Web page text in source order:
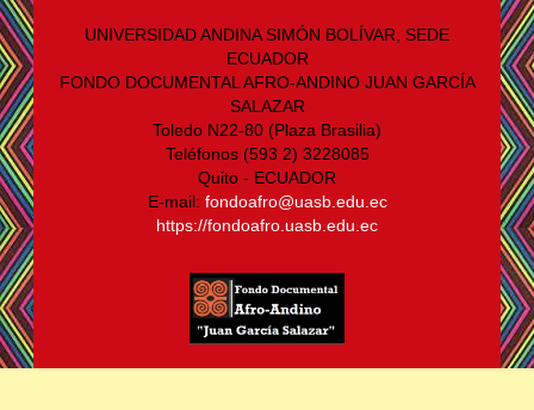
UNIVERSIDAD ANDINA SIMÓN BOLÍVAR, SEDE
ECUADOR
FONDO DOCUMENTAL AFRO-ANDINO JUAN GARCÍA
SALAZAR
Toledo N22-80 (Plaza Brasilia)
Teléfonos (593 2) 3228085
Quito - ECUADOR
E-mail: fondoafro@uasb.edu.ec
https://fondoafro.uasb.edu.ec